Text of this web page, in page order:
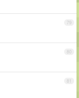
79
80
81